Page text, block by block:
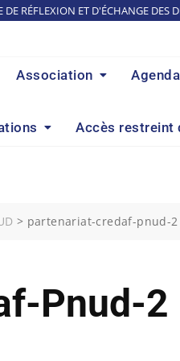
DE RÉFLEXION ET D'ÉCHANGE DES
Association Agenda
Accès restreint
> partenariat-credaf-pnud-2
Pnud-2